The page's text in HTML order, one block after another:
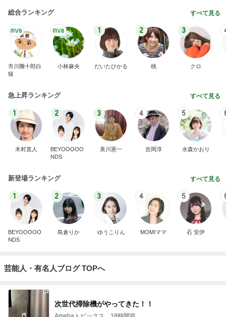
総合ランキング すべて見る
市川團十郎白
猿
小林麻央
1
だいたひかる
2
桃
3
クロ
急上昇ランキング すべて見る
1
木村直人
2
BEYOOOOO
NDS
3
美川憲一
4
吉岡淳
5
水森かおり
新登場ランキング すべて見る
1
BEYOOOOO
NDS
2
島倉りか
3
ゆうこりん
4
MOMIママ
5
石 安伊
芸能人・有名人ブログ TOPへ
次世代掃除機がやってきた！！